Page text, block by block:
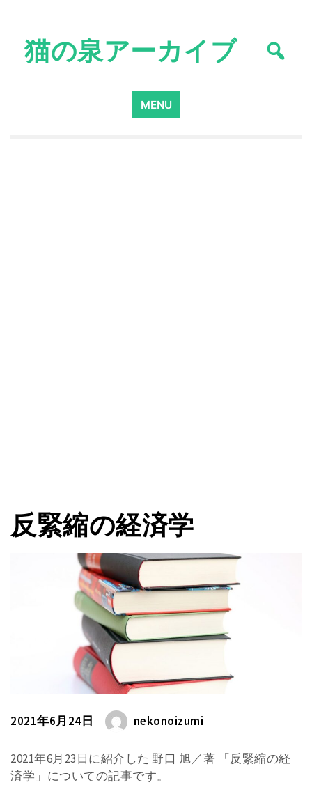
content猫の泉アーカイブ
Search
for:
MENU
反緊縮の経済学
2021年6月24日 nekonoizumi
2021年6月23日に紹介した 野口 旭／著 「反緊縮の経
済学」についての記事です。